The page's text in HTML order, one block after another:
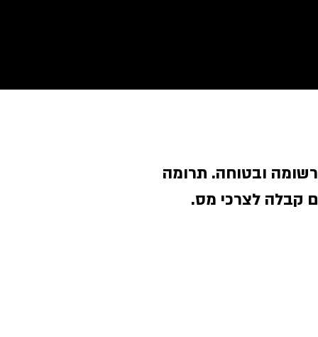
ובטוחה. תרומה
קבלה לצרכי מס.